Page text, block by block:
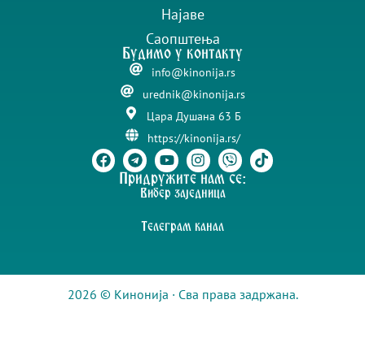
Најаве
Саопштења
Будимо у контакту
info@kinonija.rs
urednik@kinonija.rs
Цара Душана 63 Б
https://kinonija.rs/
Придружите нам се:
Вибер заједница
Телеграм канал
2026 © Кинонија · Сва права задржана.